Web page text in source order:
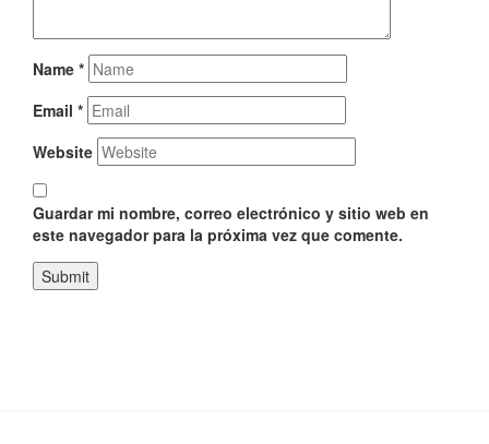
Name *
Email *
Website
Guardar mi nombre, correo electrónico y sitio web en
este navegador para la próxima vez que comente.